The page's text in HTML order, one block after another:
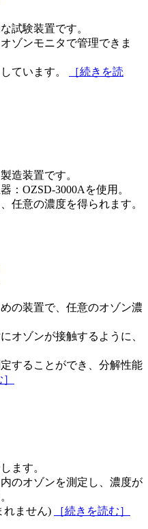
試験装置です。
ゾンモニタで管理できま
ています。
［続きを読
造装置です。
：OZSD-3000Aを使用。
任意の濃度を得られます。
の装置で、任意のオゾン濃
オゾンが接触するように、
することができ、分解性能
ます。
のオゾンを測定し、濃度が
れません)
［続きを読む］